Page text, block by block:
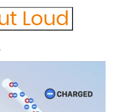
Loud